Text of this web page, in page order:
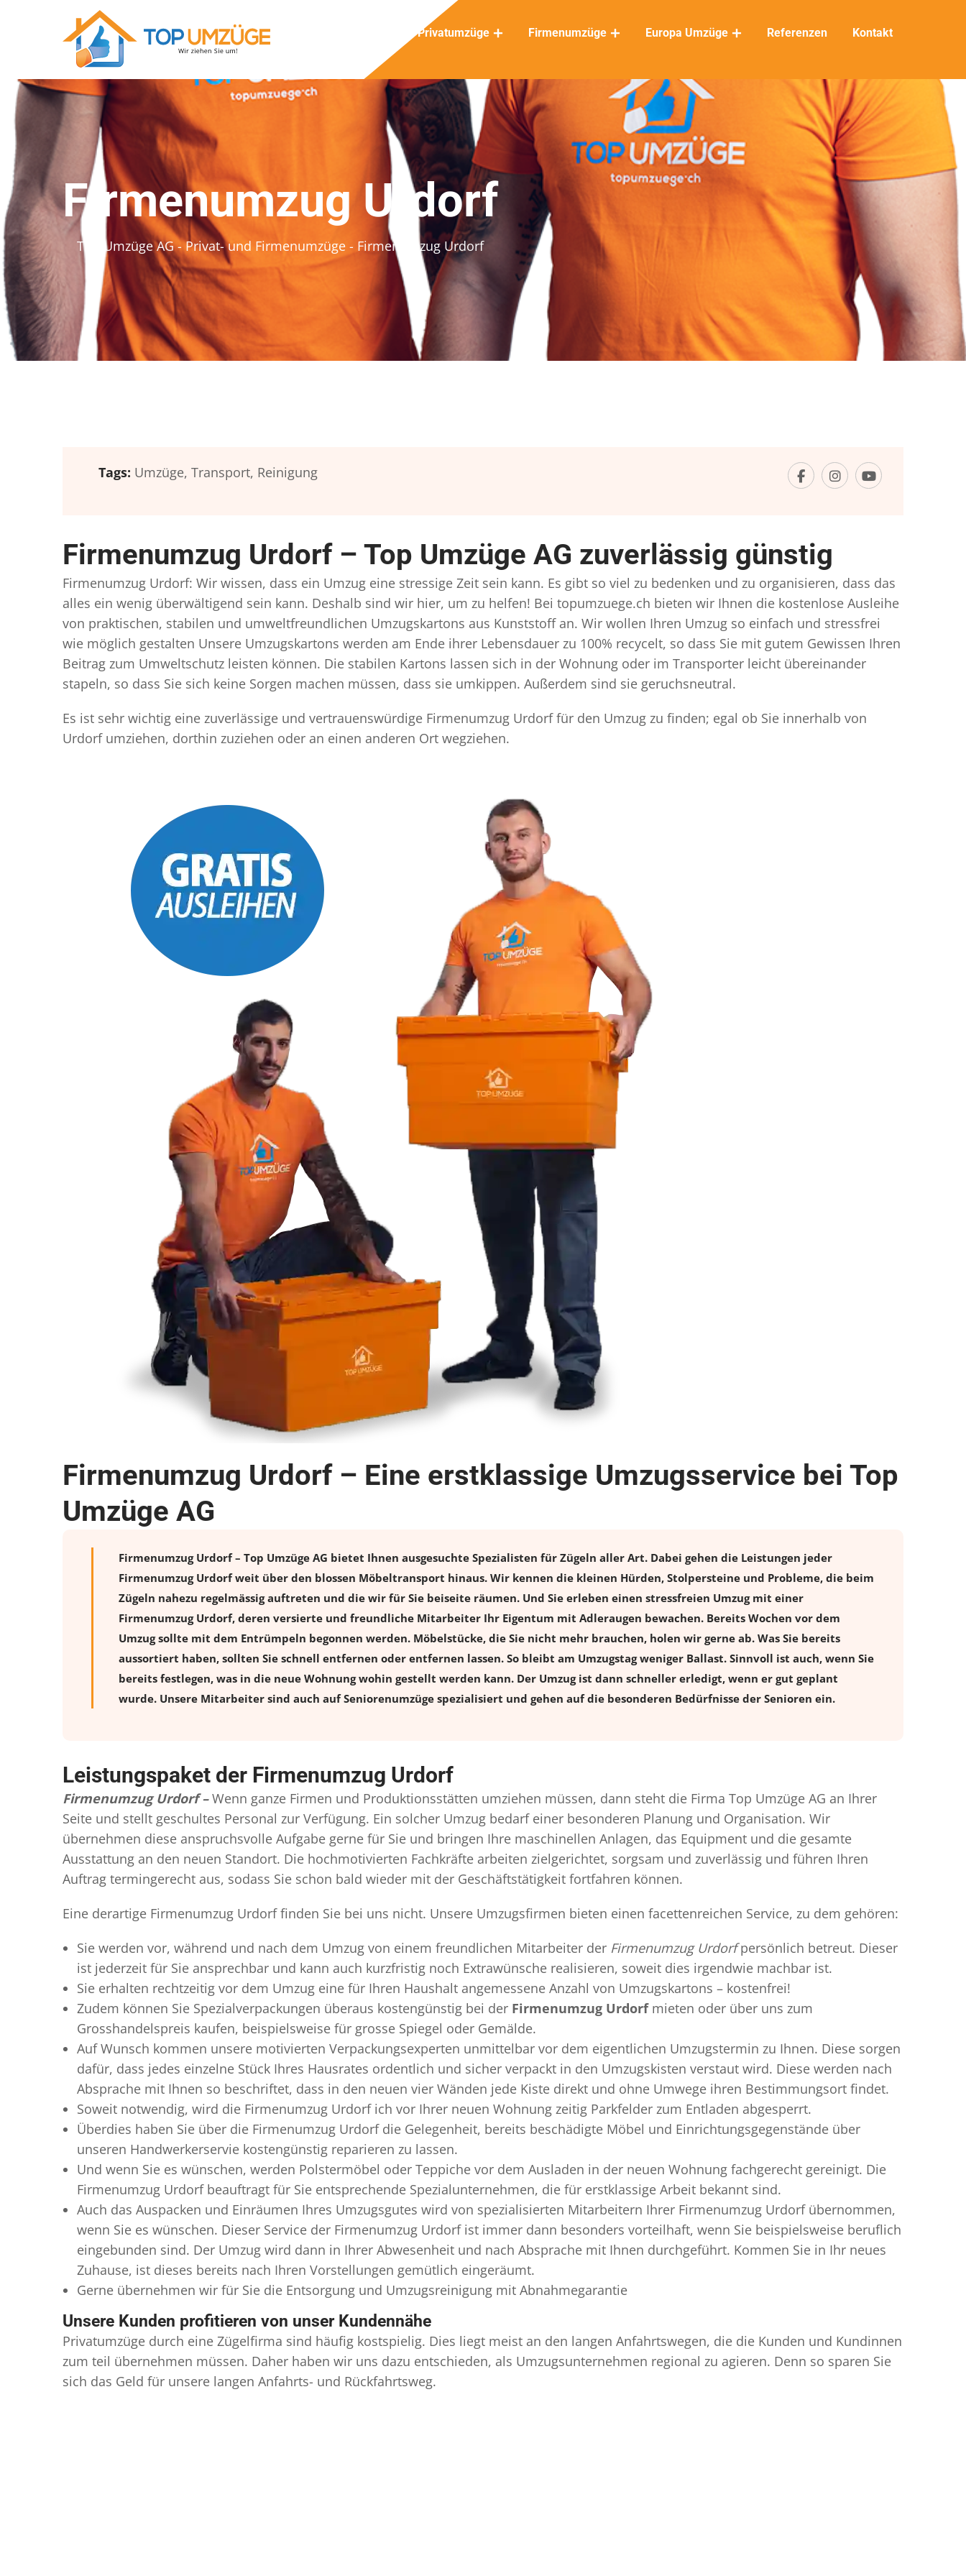
Privatumzüge Firmenumzüge Europa Umzüge Referenzen Kontakt
Firmenumzug Urdorf
Top Umzüge AG - Privat- und Firmenumzüge - Firmenumzug Urdorf
Tags: Umzüge, Transport, Reinigung
Firmenumzug Urdorf – Top Umzüge AG zuverlässig günstig
Firmenumzug Urdorf: Wir wissen, dass ein Umzug eine stressige Zeit sein kann. Es gibt so viel zu bedenken und zu organisieren, dass das
alles ein wenig überwältigend sein kann. Deshalb sind wir hier, um zu helfen! Bei topumzuege.ch bieten wir Ihnen die kostenlose Ausleihe
von praktischen, stabilen und umweltfreundlichen Umzugskartons aus Kunststoff an. Wir wollen Ihren Umzug so einfach und stressfrei
wie möglich gestalten Unsere Umzugskartons werden am Ende ihrer Lebensdauer zu 100% recycelt, so dass Sie mit gutem Gewissen Ihren
Beitrag zum Umweltschutz leisten können. Die stabilen Kartons lassen sich in der Wohnung oder im Transporter leicht übereinander
stapeln, so dass Sie sich keine Sorgen machen müssen, dass sie umkippen. Außerdem sind sie geruchsneutral.
Es ist sehr wichtig eine zuverlässige und vertrauenswürdige Firmenumzug Urdorf für den Umzug zu finden; egal ob Sie innerhalb von
Urdorf umziehen, dorthin zuziehen oder an einen anderen Ort wegziehen.
Firmenumzug Urdorf – Eine erstklassige Umzugsservice bei Top
Umzüge AG
Firmenumzug Urdorf – Top Umzüge AG bietet Ihnen ausgesuchte Spezialisten für Zügeln aller Art. Dabei gehen die Leistungen jeder
Firmenumzug Urdorf weit über den blossen Möbeltransport hinaus. Wir kennen die kleinen Hürden, Stolpersteine und Probleme, die beim
Zügeln nahezu regelmässig auftreten und die wir für Sie beiseite räumen. Und Sie erleben einen stressfreien Umzugmit einer
Firmenumzug Urdorf, deren versierte und freundliche Mitarbeiter Ihr Eigentum mit Adleraugen bewachen. Bereits Wochen vor dem
Umzug sollte mit dem Entrümpeln begonnen werden. Möbelstücke, die Sie nicht mehr brauchen, holen wir gerne ab. Was Sie bereits
aussortiert haben, sollten Sie schnell entfernen oder entfernen lassen. So bleibt am Umzugstag weniger Ballast. Sinnvoll ist auch, wenn Sie
bereits festlegen, was in die neue Wohnung wohin gestellt werden kann. Der Umzug ist dann schneller erledigt, wenn er gut geplant
wurde. Unsere Mitarbeiter sind auch auf Seniorenumzüge spezialisiert und gehen auf die besonderen Bedürfnisse der Senioren ein.
Leistungspaket der Firmenumzug Urdorf
Firmenumzug Urdorf – Wenn ganze Firmen und Produktionsstätten umziehen müssen, dann steht die Firma Top Umzüge AG an Ihrer
Seite und stellt geschultes Personal zur Verfügung. Ein solcher Umzug bedarf einer besonderen Planung und Organisation. Wir
übernehmen diese anspruchsvolle Aufgabe gerne für Sie und bringen Ihre maschinellen Anlagen, das Equipment und die gesamte
Ausstattung an den neuen Standort. Die hochmotivierten Fachkräfte arbeiten zielgerichtet, sorgsam und zuverlässig und führen Ihren
Auftrag termingerecht aus, sodass Sie schon bald wieder mit der Geschäftstätigkeit fortfahren können.
Eine derartige Firmenumzug Urdorf finden Sie bei uns nicht. Unsere Umzugsfirmen bieten einen facettenreichen Service, zu dem gehören:
Sie werden vor, während und nach dem Umzug von einem freundlichen Mitarbeiter der Firmenumzug Urdorfpersönlich betreut. Dieser
ist jederzeit für Sie ansprechbar und kann auch kurzfristig noch Extrawünsche realisieren, soweit dies irgendwie machbar ist.
Sie erhalten rechtzeitig vor dem Umzug eine für Ihren Haushalt angemessene Anzahl von Umzugskartons – kostenfrei!
Zudem können Sie Spezialverpackungen überaus kostengünstig bei der Firmenumzug Urdorfmieten oder über uns zum
Grosshandelspreis kaufen, beispielsweise für grosse Spiegel oder Gemälde.
Auf Wunsch kommen unsere motivierten Verpackungsexperten unmittelbar vor dem eigentlichen Umzugstermin zu Ihnen. Diese sorgen
dafür, dass jedes einzelne Stück Ihres Hausrates ordentlich und sicher verpackt in den Umzugskisten verstaut wird. Diese werden nach
Absprache mit Ihnen so beschriftet, dass in den neuen vier Wänden jede Kiste direkt und ohne Umwege ihren Bestimmungsort findet.
Soweit notwendig, wird die Firmenumzug Urdorf ich vor Ihrer neuen Wohnung zeitig Parkfelder zum Entladen abgesperrt.
Überdies haben Sie über die Firmenumzug Urdorf die Gelegenheit, bereits beschädigte Möbel und Einrichtungsgegenstände über
unseren Handwerkerservie kostengünstig reparieren zu lassen.
Und wenn Sie es wünschen, werden Polstermöbel oder Teppiche vor dem Ausladen in der neuen Wohnung fachgerecht gereinigt. Die
Firmenumzug Urdorf beauftragt für Sie entsprechende Spezialunternehmen, die für erstklassige Arbeit bekannt sind.
Auch das Auspacken und Einräumen Ihres Umzugsgutes wird von spezialisierten Mitarbeitern Ihrer Firmenumzug Urdorf übernommen,
wenn Sie es wünschen. Dieser Service der Firmenumzug Urdorf ist immer dann besonders vorteilhaft, wenn Sie beispielsweise beruflich
eingebunden sind. Der Umzug wird dann in Ihrer Abwesenheit und nach Absprache mit Ihnen durchgeführt. Kommen Sie in Ihr neues
Zuhause, ist dieses bereits nach Ihren Vorstellungen gemütlich eingeräumt.
Gerne übernehmen wir für Sie die Entsorgung und Umzugsreinigung mit Abnahmegarantie
Unsere Kunden profitieren von unser Kundennähe
Privatumzüge durch eine Zügelfirma sind häufig kostspielig. Dies liegt meist an den langen Anfahrtswegen, die die Kunden und Kundinnen
zum teil übernehmen müssen. Daher haben wir uns dazu entschieden, als Umzugsunternehmen regional zu agieren. Denn so sparen Sie
sich das Geld für unsere langen Anfahrts- und Rückfahrtsweg.